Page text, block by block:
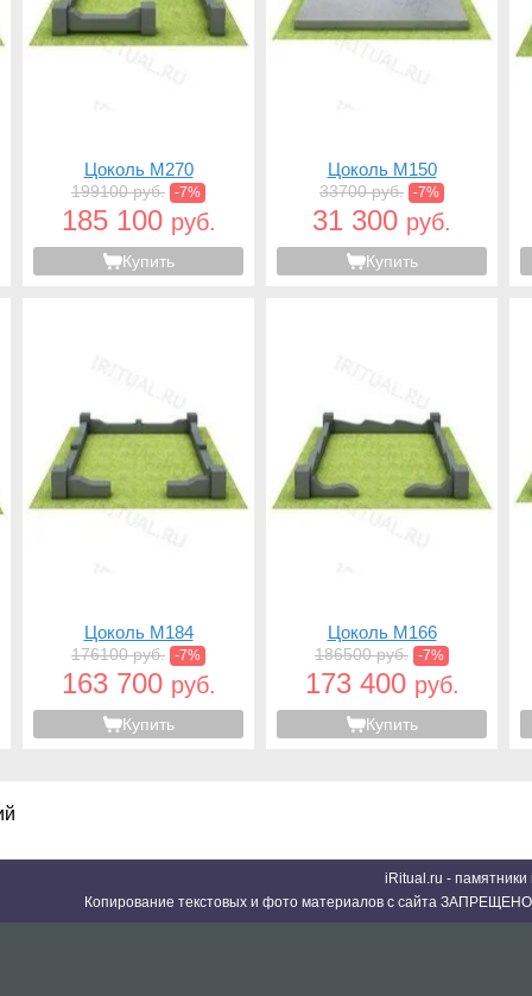
Цоколь M270
199100 руб. -7%
185 100 руб.
Купить
Цоколь M150
33700 руб. -7%
31 300 руб.
Купить
Цоколь M184
176100 руб. -7%
163 700 руб.
Купить
Цоколь M166
186500 руб. -7%
173 400 руб.
Купить
iRitual.ru -
Копирование текстовых и фото материалов с сайта